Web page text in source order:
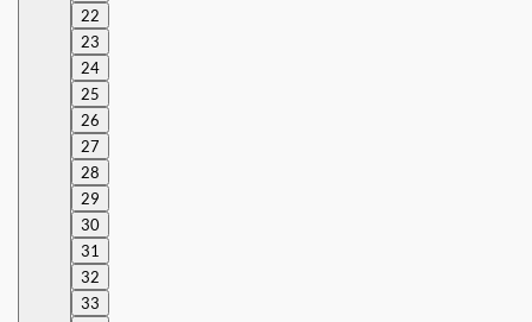
22
23
24
25
26
27
28
29
30
31
32
33